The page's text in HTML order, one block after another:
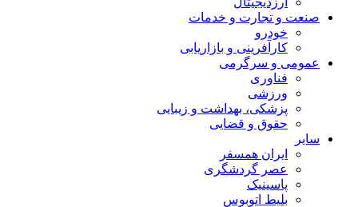
صنعت و تجارت و خدمات
خودرو
کارآفرینی و بازاریابی
عمومی و سرگرمی
فناوری
ورزشی
پزشکی، بهداشت و زیبایی
حقوق و قضایی
سایر
ایران همسفر
عصر گردشگری
پاسینیک
بلیط اتوبوس